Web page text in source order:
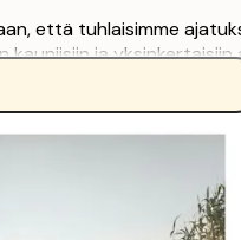
että tuhlaisimme
ja